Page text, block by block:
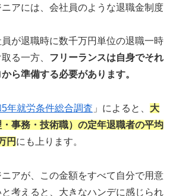
アには、会社員のような退職金制度
が退職時に数千万円単位の退職一時
る一方、 フリーランスは自身でそれ
ら準備する必要があります。
年就労条件総合調査 」によると、 大
・事務・技術職）の定年退職者の平均
円 にも上ります。
アが、この金額をすべて自分で用意
考えると、大きなハンデに感じられ